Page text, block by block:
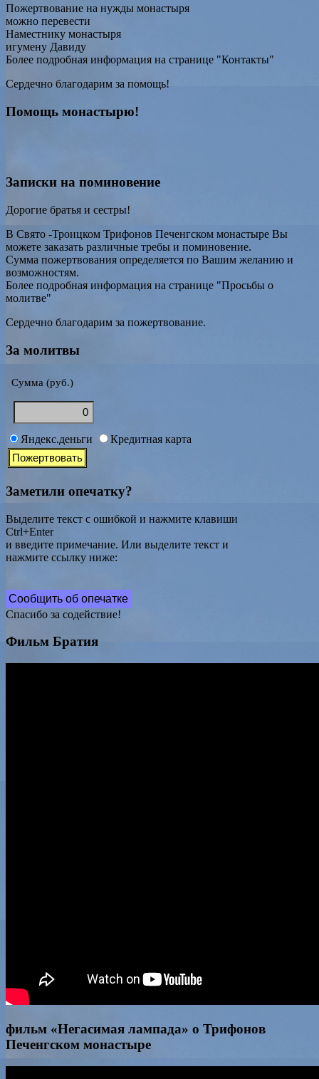
Пожертвование на нужды монастыря
можно перевести
Наместнику монастыря
игумену Давиду
Более подробная информация на странице "Контакты"
Сердечно благодарим за помощь!
Помощь монастырю!
Записки на поминовение
Дорогие братья и сестры!
В Свято -Троицком Трифонов Печенгском монастыре Вы
можете заказать различные требы и поминовение.
Сумма пожертвования определяется по Вашим желанию и
возможностям.
Более подробная информация на странице "Просьбы о
молитве"
Сердечно благодарим за пожертвование.
За молитвы
Сумма (руб.)
Яндекс.деньги Кредитная карта
Заметили опечатку?
Выделите текст с ошибкой и нажмите клавиши
Ctrl+Enter
и введите примечание. Или выделите текст и
нажмите ссылку ниже:
Сообщить об опечатке
Спасибо за содействие!
Фильм Братия
фильм «Негасимая лампада» о Трифонов
Печенгском монастыре